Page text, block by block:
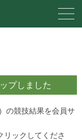
プしました
の競技結果を会員サ
リックしてくださ